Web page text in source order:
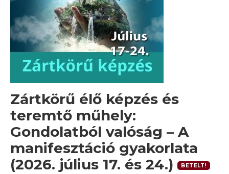
Zártkörű élő képzés és
teremtő műhely:
Gondolatból valóság – A
manifesztáció gyakorlata
(2026. július 17. és 24.)
BETELT!